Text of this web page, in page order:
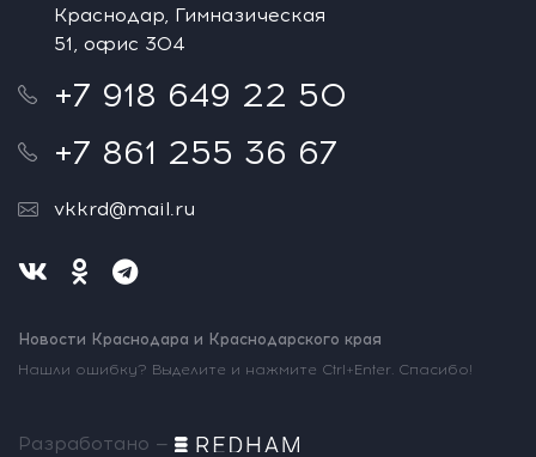
Краснодар, Гимназическая
51, офис 304
+7 918 649 22 50
+7 861 255 36 67
vkkrd@mail.ru
Новости Краснодара и Краснодарского края
Нашли ошибку? Выделите и нажмите Ctrl+Enter. Спасибо!
Разработано —